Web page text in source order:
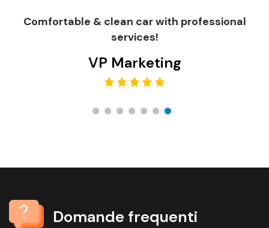
Comfortable & clean car with professional
services!
VP Marketing
Domande frequenti